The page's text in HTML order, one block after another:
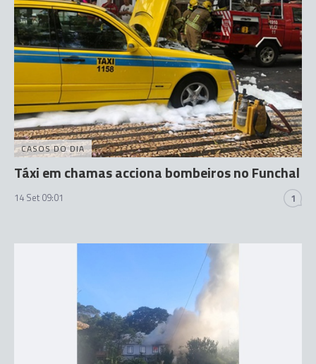
CASOS DO DIA
Táxi em chamas acciona bombeiros no Funchal
14 Set 09:01 1